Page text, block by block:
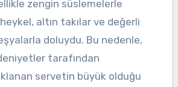
zengin süslemelerle
altın takılar ve değerli
doluydu. Bu nedenle,
tarafından
servetin büyük olduğu